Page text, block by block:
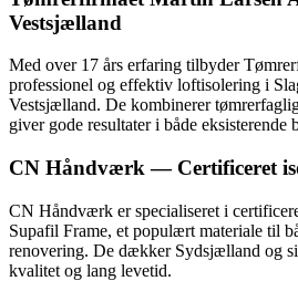
Vestsjælland
Med over 17 års erfaring tilbyder
professionel og effektiv loftisolering i
Vestsjælland. De kombinerer
giver gode resultater i både
CN Håndværk — Certificeret
CN Håndværk er specialiseret i
Supafil Frame, et populært materiale til
renovering. De dækker Sydsjælland og
kvalitet og lang levetid.